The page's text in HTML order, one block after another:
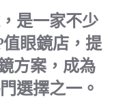
是一家不少
眼鏡店，提
方案，成為
選擇之一。